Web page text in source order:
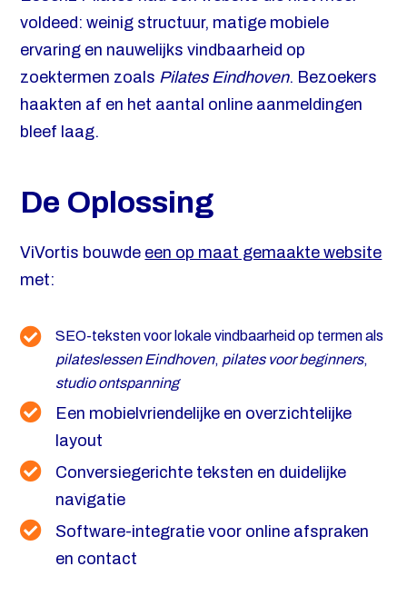
voldeed: weinig structuur, matige mobiele
ervaring en nauwelijks vindbaarheid op
zoektermen zoals Pilates Eindhoven. Bezoekers
haakten af en het aantal online aanmeldingen
bleef laag.
De Oplossing
ViVortis bouwde een op maat gemaakte website
met:
SEO-teksten voor lokale vindbaarheid op termen als
pilateslessen Eindhoven, pilates voor beginners,
studio ontspanning
Een mobielvriendelijke en overzichtelijke
layout
Conversiegerichte teksten en duidelijke
navigatie
Software-integratie voor online afspraken
en contact